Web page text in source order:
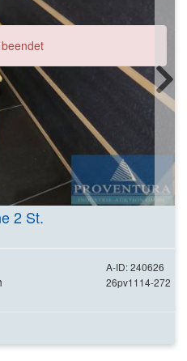
2 St.
A-ID: 240626
26pv1114-272